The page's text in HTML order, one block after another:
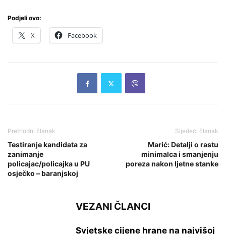
Podjeli ovo:
X Facebook
Prethodni članak
Testiranje kandidata za
zanimanje
policajac/policajka u PU
osječko – baranjskoj
Sljedeći članak
Marić: Detalji o rastu
minimalca i smanjenju
poreza nakon ljetne stanke
VEZANI ČLANCI
Svjetske cijene hrane na najvišoj